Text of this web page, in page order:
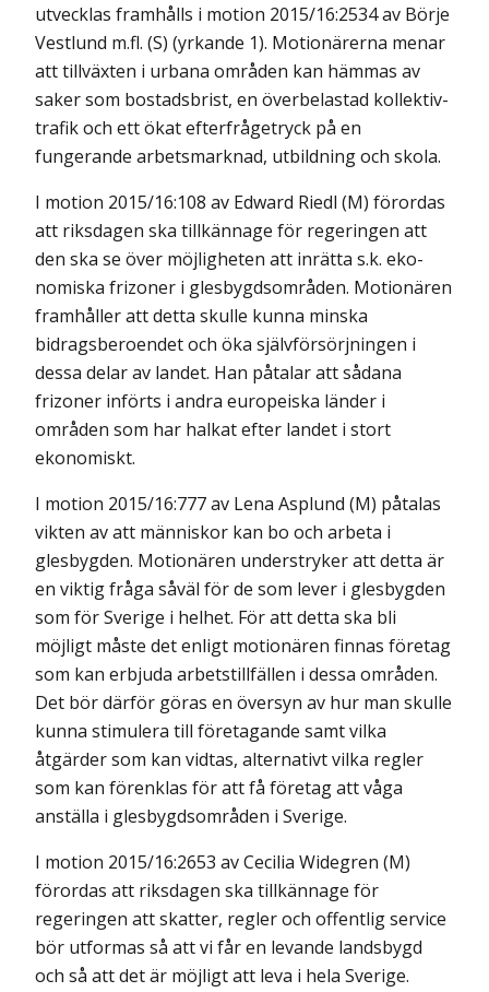
utvecklas framhålls i motion 2015/16:2534 av Börje
Vestlund m.fl. (S) (yrkande 1). Motionärerna menar
att tillväxten i urbana områden kan hämmas av
saker som bostadsbrist, en överbelastad kollektiv­
trafik och ett ökat efterfrågetryck på en
fungerande arbetsmarknad, utbildning och skola.
I motion 2015/16:108 av Edward Riedl (M) förordas
att riksdagen ska tillkännage för regeringen att
den ska se över möjligheten att inrätta s.k. eko­
nomi­ska frizoner i glesbygdsområden. Motionären
framhåller att detta skulle kunna minska
bidragsberoendet och öka självförsörjningen i
dessa delar av landet. Han påtalar att sådana
frizoner införts i andra europeiska länder i
områden som har halkat efter landet i stort
ekonomiskt.
I motion 2015/16:777 av Lena Asplund (M) påtalas
vikten av att människor kan bo och arbeta i
glesbygden. Motionären understryker att detta är
en viktig fråga såväl för de som lever i glesbygden
som för Sverige i helhet. För att detta ska bli
möjligt måste det enligt motionären finnas företag
som kan erbjuda arbets­tillfällen i dessa områden.
Det bör därför göras en översyn av hur man skulle
kunna stimulera till företagande samt vilka
åtgärder som kan vidtas, alternativt vilka regler
som kan förenklas för att få företag att våga
anställa i glesbygdsområden i Sverige.
I motion 2015/16:2653 av Cecilia Widegren (M)
förordas att riksdagen ska tillkännage för
regeringen att skatter, regler och offentlig service
bör utformas så att vi får en levande landsbygd
och så att det är möjligt att leva i hela Sverige.